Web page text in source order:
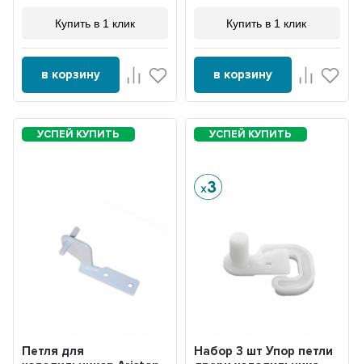
Купить в 1 клик
в корзину
Купить в 1 клик
в корзину
Петля для
Набор 3 шт Упор петли